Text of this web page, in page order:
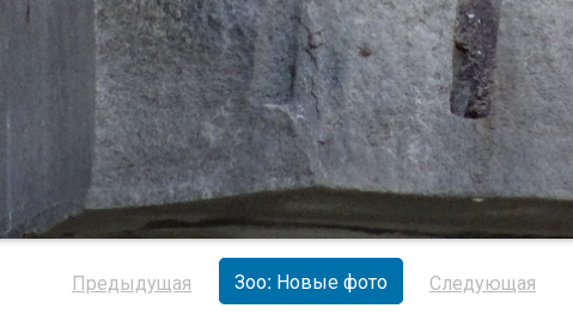
Предыдущая Зоо: Новые фото Следующая